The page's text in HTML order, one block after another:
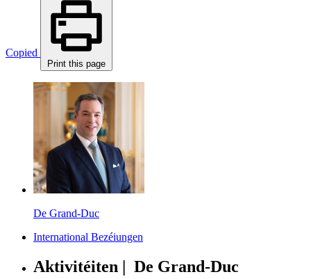
Copied
Print this page
De Grand-Duc
International Bezéiungen
Aktivitéiten | De Grand-Duc